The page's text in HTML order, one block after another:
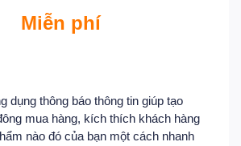
Miễn phí
dụng thông báo thông tin giúp tạo
mua hàng, kích thích khách hàng
nào đó của bạn một cách nhanh